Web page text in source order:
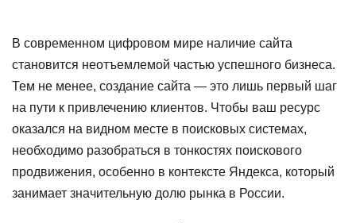
В современном цифровом мире наличие сайта
становится неотъемлемой частью успешного бизнеса.
Тем не менее, создание сайта — это лишь первый шаг
на пути к привлечению клиентов. Чтобы ваш ресурс
оказался на видном месте в поисковых системах,
необходимо разобраться в тонкостях поискового
продвижения, особенно в контексте Яндекса, который
занимает значительную долю рынка в России.